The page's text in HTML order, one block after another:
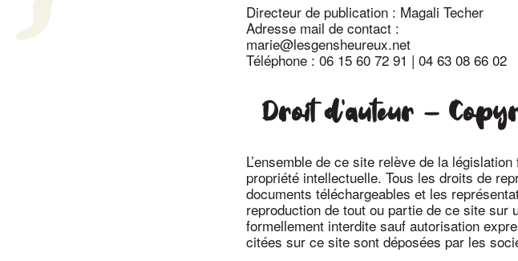
Directeur de publication : Magali Techer
Adresse mail de contact :
marie@lesgensheureux.net
Téléphone : 06 15 60 72 91 | 04 63 08 66 02
Droit d’auteur –
L’ensemble de ce site relève de la
propriété intellectuelle. Tous les droits de
documents téléchargeables et les
reproduction de tout ou partie de ce site sur
formellement interdite sauf autorisation
citées sur ce site sont déposées par les